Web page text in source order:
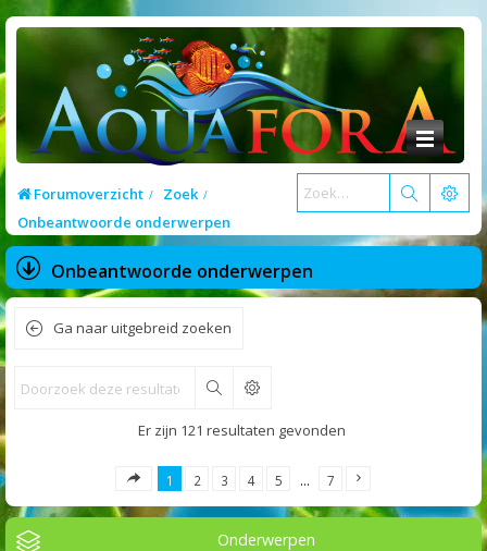
Forumoverzicht
Zoek
Onbeantwoorde onderwerpen
Onbeantwoorde onderwerpen
Ga naar uitgebreid zoeken
Zoek
Er zijn 121 resultaten gevonden
1 2 3 4 5 … 7
Onderwerpen